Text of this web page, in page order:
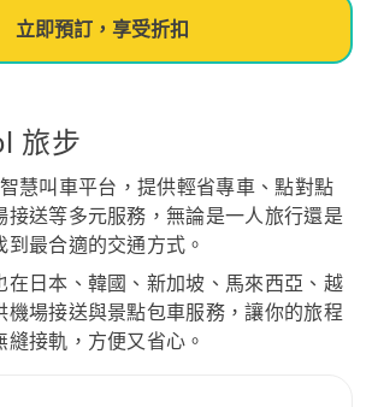
立即預訂，享受折扣
旅步
慧叫車平台，提供輕省專車、點對點
接送等多元服務，無論是一人旅行還是
最合適的交通方式。
在日本、韓國、新加坡、馬來西亞、越
機場接送與景點包車服務，讓你的旅程
接軌，方便又省心。